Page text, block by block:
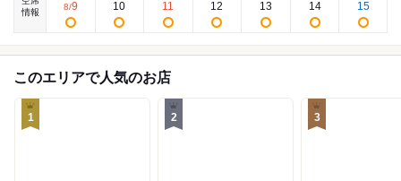
情報
8/9 10 11 12 13 14 15
このエリアで人気のお店
1 2 3